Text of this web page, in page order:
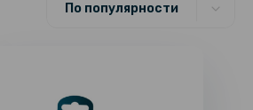
По популярности